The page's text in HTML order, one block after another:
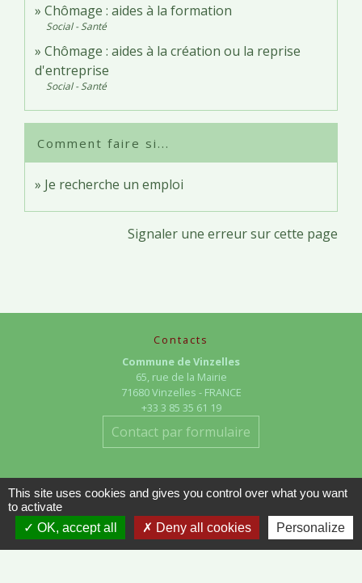
Chômage : aides à la formation
Social - Santé
Chômage : aides à la création ou la reprise
d'entreprise
Social - Santé
Comment faire si...
Je recherche un emploi
Signaler une erreur sur cette page
Contacts
Commune de Vinzelles
65, rue de la Mairie
71680 Vinzelles - FRANCE
+33 3 85 35 61 19
Contact par formulaire
Liens
This site uses cookies and gives you control over what you want
to activate
OK, accept all
Deny all cookies Personalize